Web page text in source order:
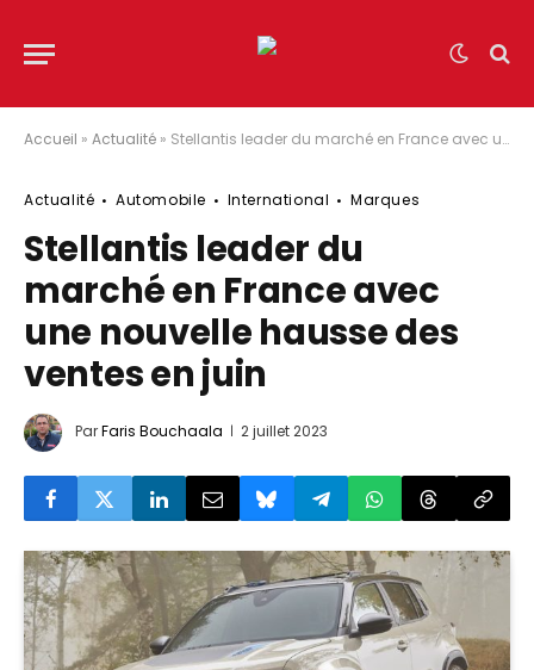
Accueil » Actualité » Stellantis leader du marché en France avec une nouvelle hausse des ventes en juin
Actualité Automobile International Marques
Stellantis leader du
marché en France avec
une nouvelle hausse des
ventes en juin
ParFaris Bouchaala 2 juillet 2023